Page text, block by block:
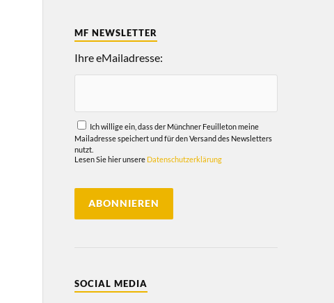
MF NEWSLETTER
Ihre eMailadresse:
Ich willige ein, dass der Münchner Feuilleton meine
Mailadresse speichert und für den Versand des Newsletters
nutzt.
Lesen Sie hier unsere Datenschutzerklärung
SOCIAL MEDIA